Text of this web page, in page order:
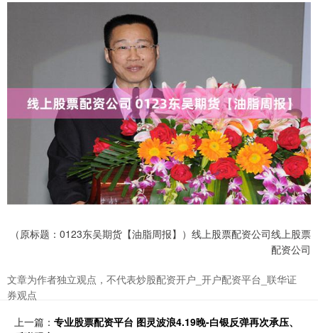
（原标题：0123东吴期货【油脂周报】）线上股票配资公司线上股票
配资公司
文章为作者独立观点，不代表炒股配资开户_开户配资平台_联华证
券观点
上一篇： 专业股票配资平台 图灵波浪4.19晚-白银反弹再次承压、